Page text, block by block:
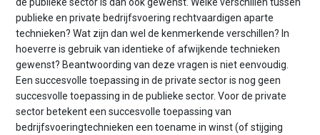
publieke en private bedrijfsvoering rechtvaardigen aparte
technieken? Wat zijn dan wel de kenmerkende verschillen? In
hoeverre is gebruik van identieke of afwijkende technieken
gewenst? Beantwoording van deze vragen is niet eenvoudig.
Een succesvolle toepassing in de private sector is nog geen
succesvolle toepassing in de publieke sector. Voor de private
sector betekent een succesvolle toepassing van
bedrijfsvoeringtechnieken een toename in winst (of stijging